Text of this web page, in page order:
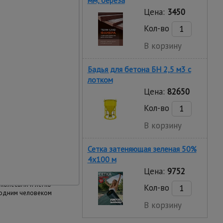
устойчивости и
что никак не
и легко
человеком
Цена: 3450
Кол-во
В корзину
Бадья для бетона БН 2,5 м3 с
лотком
Цена: 82650
Кол-во
В корзину
Сетка затеняющая зеленая 50%
4х100 м
Цена: 9752
Кол-во
В корзину